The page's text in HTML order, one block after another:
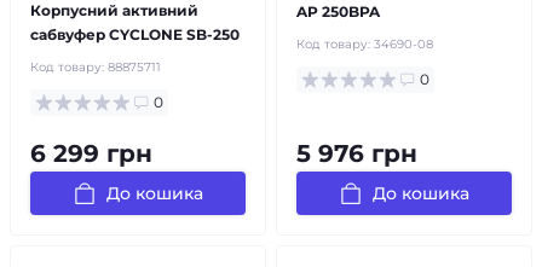
Корпусний активний
сабвуфер CYCLONE SB-250
Код товару: 88875711
0
6 299 грн
До кошика
AP 250BPA
Код товару: 34690-08
0
5 976 грн
До кошика